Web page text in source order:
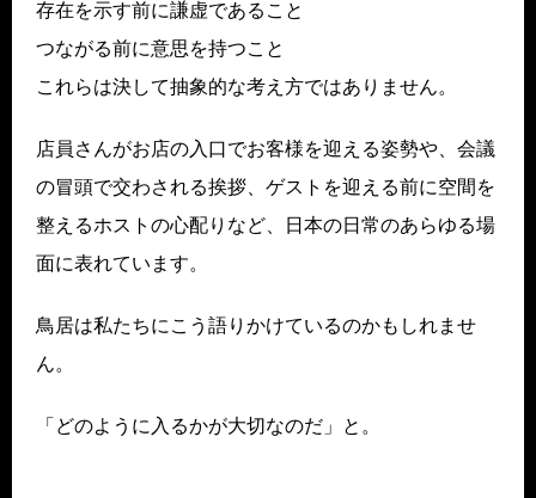
存在を示す前に謙虚であること
つながる前に意思を持つこと
これらは決して抽象的な考え方ではありません。
店員さんがお店の入口でお客様を迎える姿勢や、会議
の冒頭で交わされる挨拶、ゲストを迎える前に空間を
整えるホストの心配りなど、日本の日常のあらゆる場
面に表れています。
鳥居は私たちにこう語りかけているのかもしれませ
ん。
「どのように入るかが大切なのだ」と。